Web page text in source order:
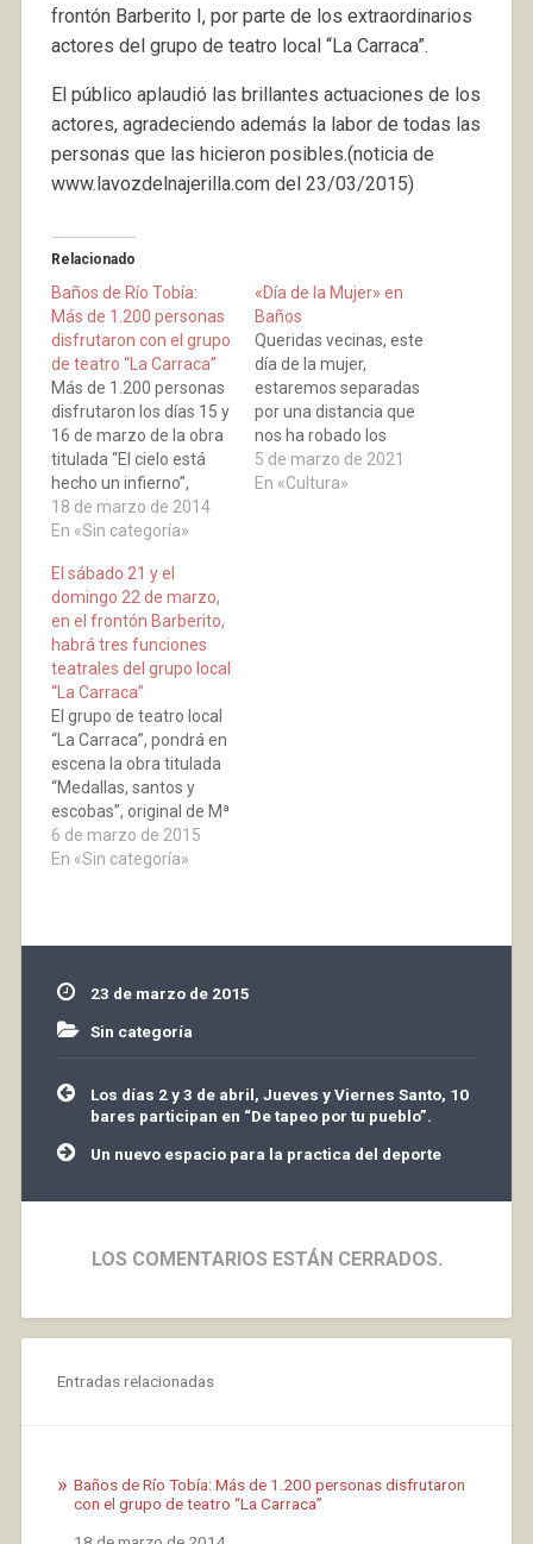
frontón Barberito I, por parte de los extraordinarios
actores del grupo de teatro local “La Carraca”.
El público aplaudió las brillantes actuaciones de los
actores, agradeciendo además la labor de todas las
personas que las hicieron posibles.(noticia de
www.lavozdelnajerilla.com del 23/03/2015)
Relacionado
Baños de Río Tobía:
Más de 1.200 personas
disfrutaron con el grupo
de teatro “La Carraca”
Más de 1.200 personas
disfrutaron los días 15 y
16 de marzo de la obra
titulada “El cielo está
hecho un infierno”,
representada durante
tres sesiones, en el
parte de los
extraordinarios actores
del grupo de teatro
local “La Carraca”. El
público aplaudió las
brillantes actuaciones…
18 de marzo de 2014
En «Sin categoría»
«Día de la Mujer» en
Baños
Queridas vecinas, este
día de la mujer,
estaremos separadas
por una distancia que
nos ha robado los
besos, los abrazos que
llevamos un año sin
5 de marzo de 2021
En «Cultura»
El sábado 21 y el
domingo 22 de marzo,
en el frontón Barberito,
habrá tres funciones
teatrales del grupo local
“La Carraca”
El grupo de teatro local
“La Carraca”, pondrá en
escena la obra titulada
“Medallas, santos y
escobas”, original de Mª
Luz Cruz y con guión
adaptado por Rebeca
domingo…
6 de marzo de 2015
En «Sin categoría»
23 de marzo de 2015
Sin categoría
Navegación
de
entradas
Los días 2 y 3 de abril, Jueves y Viernes Santo, 10
bares participan en “De tapeo por tu pueblo”.
Un nuevo espacio para la practica del deporte
LOS COMENTARIOS ESTÁN CERRADOS.
Entradas relacionadas
Baños de Río Tobía: Más de 1.200 personas disfrutaron
con el grupo de teatro “La Carraca”